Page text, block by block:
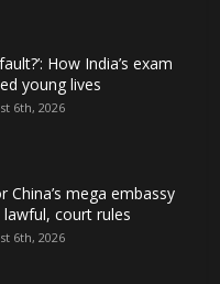
How India’s exam
young lives
6th, 2026
China’s mega embassy
court rules
6th, 2026